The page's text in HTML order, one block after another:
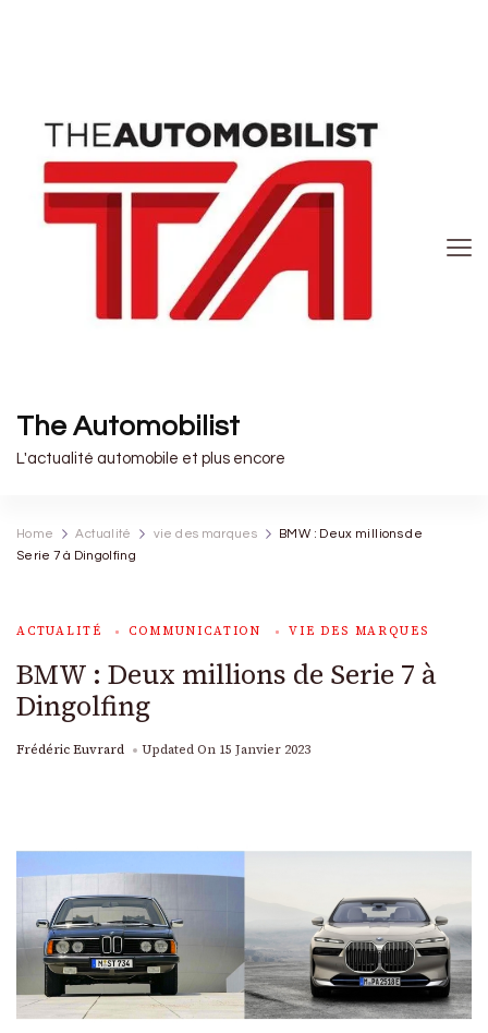
The Automobilist
L'actualité automobile et plus encore
Home Actualité vie des marques
BMW : Deux millions de
Serie 7 à Dingolfing
ACTUALITÉ COMMUNICATION VIE DES MARQUES
BMW : Deux millions de Serie 7 à
Dingolfing
Frédéric Euvrard Updated On 15 Janvier 2023